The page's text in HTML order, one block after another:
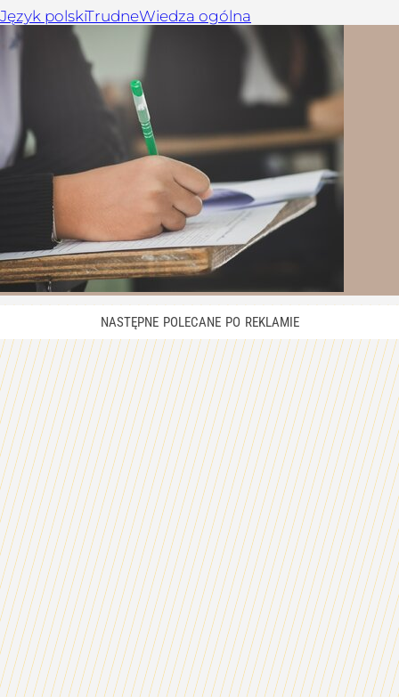
Język polskiTrudneWiedza ogólna